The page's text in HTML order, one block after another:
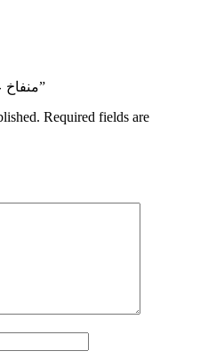
Be the first to review “منفاخ عجل سيارة”
Required fields are